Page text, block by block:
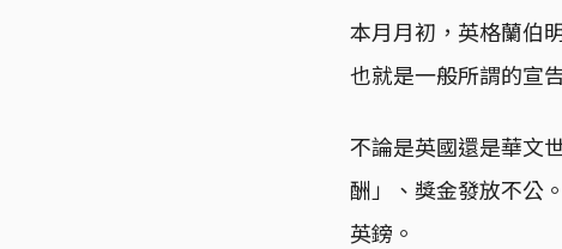
本月月初，英格蘭伯
也就是一般所謂的宣
不論是英國還是華文
酬」、獎金發放不公
英鎊。